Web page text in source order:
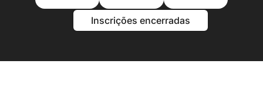
Inscrições encerradas